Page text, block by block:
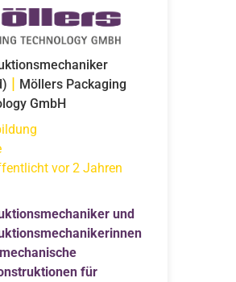
| Möllers Packaging
GmbH
vor 2 Jahren
und
für